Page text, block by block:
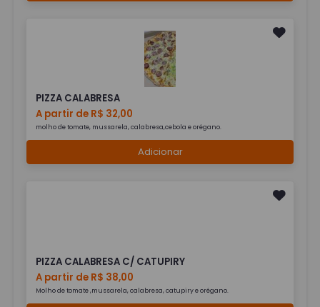
PIZZA CALABRESA
A partir de R$ 32,00
molho de tomate, mussarela, calabresa,cebola e orégano.
Adicionar
PIZZA CALABRESA C/ CATUPIRY
A partir de R$ 38,00
Molho de tomate ,mussarela, calabresa, catupiry e orégano.